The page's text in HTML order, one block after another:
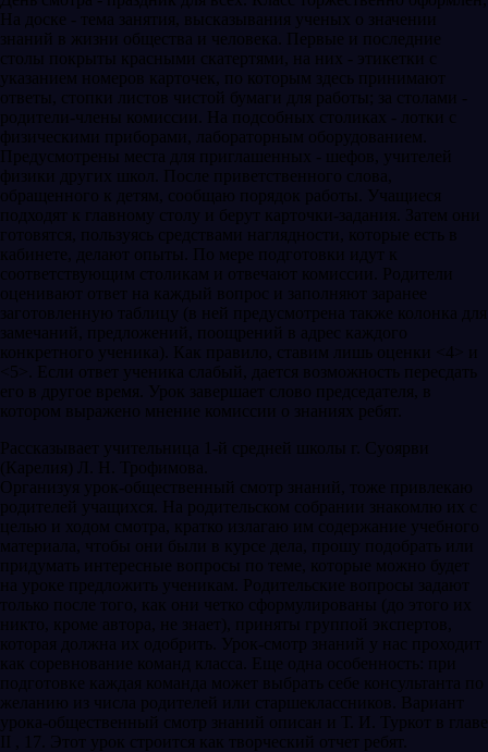
На доске - тема занятия, высказывания ученых о значении
знаний в жизни общества и человека. Первые и последние
столы покрыты красными скатертями, на них - этикетки с
указанием номеров карточек, по которым здесь принимают
ответы, стопки листов чистой бумаги для работы; за столами -
родители-члены комиссии. На подсобных столиках - лотки с
физическими приборами, лабораторным оборудованием.
Предусмотрены места для приглашенных - шефов, учителей
физики других школ. После приветственного слова,
обращенного к детям, сообщаю порядок работы. Учащиеся
подходят к главному столу и берут карточки-задания. Затем они
готовятся, пользуясь средствами наглядности, которые есть в
кабинете, делают опыты. По мере подготовки идут к
соответствующим столикам и отвечают комиссии. Родители
оценивают ответ на каждый вопрос и заполняют заранее
заготовленную таблицу (в ней предусмотрена также колонка для
замечаний, предложений, поощрений в адрес каждого
конкретного ученика). Как правило, ставим лишь оценки <4> и
<5>. Если ответ ученика слабый, дается возможность пересдать
его в другое время. Урок завершает слово председателя, в
котором выражено мнение комиссии о знаниях ребят.
Рассказывает учительница 1-й средней школы г. Суоярви
(Карелия) Л. Н. Трофимова.
Организуя урок-общественный смотр знаний, тоже привлекаю
родителей учащихся. На родительском собрании знакомлю их с
целью и ходом смотра, кратко излагаю им содержание учебного
материала, чтобы они были в курсе дела, прошу подобрать или
придумать интересные вопросы по теме, которые можно будет
на уроке предложить ученикам. Родительские вопросы задают
только после того, как они четко сформулированы (до этого их
никто, кроме автора, не знает), приняты группой экспертов,
которая должна их одобрить. Урок-смотр знаний у нас проходит
как соревнование команд класса. Еще одна особенность: при
подготовке каждая команда может выбрать себе консультанта по
желанию из числа родителей или старшеклассников. Вариант
урока-общественный смотр знаний описан и Т. И. Туркот в главе
II , 17. Этот урок строится как творческий отчет ребят.